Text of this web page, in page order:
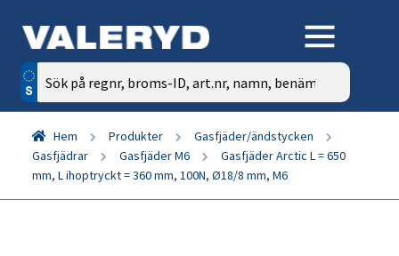
Sök
efter:
Hem Produkter
Gasfjäder/ändstycken
Gasfjädrar
Gasfjäder M6
Gasfjäder Arctic L = 650
mm, L ihoptryckt = 360 mm, 100N, Ø18/8 mm, M6